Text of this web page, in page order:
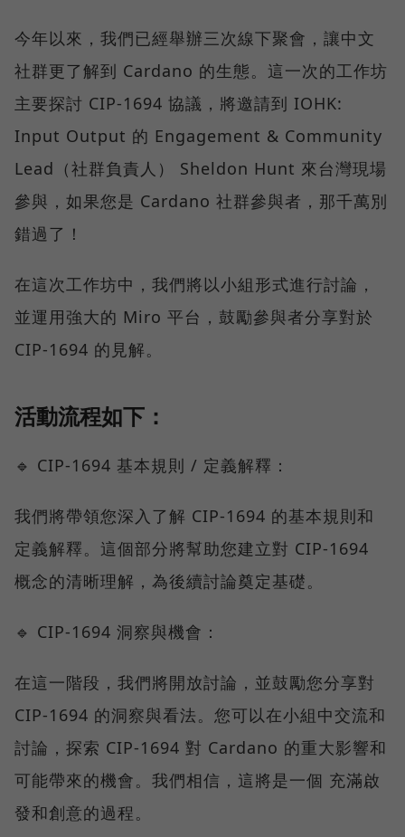
今年以來，我們已經舉辦三次線下聚會，讓中文
社群更了解到 Cardano 的生態。這一次的工作坊
主要探討 CIP-1694 協議，將邀請到 IOHK:
Input Output 的 Engagement & Community
Lead（社群負責人） Sheldon Hunt 來台灣現場
參與，如果您是 Cardano 社群參與者，那千萬別
錯過了！
在這次工作坊中，我們將以小組形式進行討論，
並運用強大的 Miro 平台，鼓勵參與者分享對於
CIP-1694 的見解。
活動流程如下：
🔹 CIP-1694 基本規則 / 定義解釋：
我們將帶領您深入了解 CIP-1694 的基本規則和
定義解釋。這個部分將幫助您建立對 CIP-1694
概念的清晰理解，為後續討論奠定基礎。
🔹 CIP-1694 洞察與機會：
在這一階段，我們將開放討論，並鼓勵您分享對
CIP-1694 的洞察與看法。您可以在小組中交流和
討論，探索 CIP-1694 對 Cardano 的重大影響和
可能帶來的機會。我們相信，這將是一個 充滿啟
發和創意的過程。